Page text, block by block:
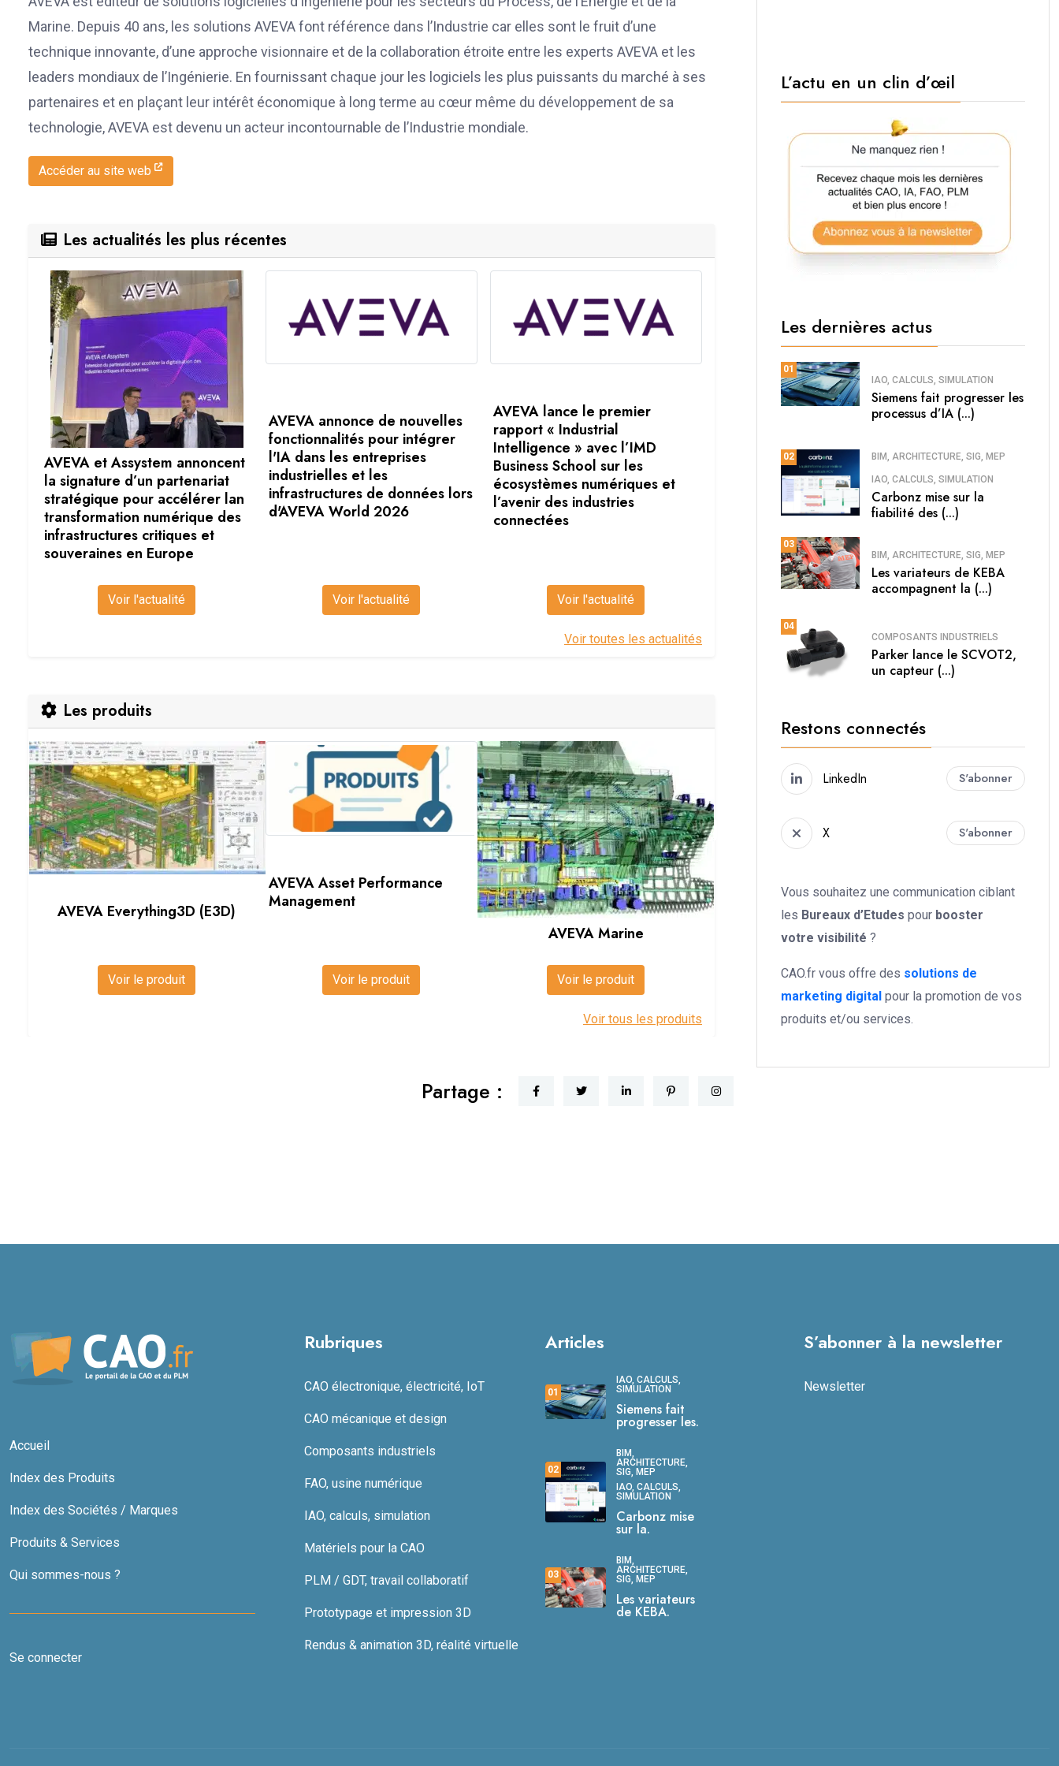
Marine. Depuis 40 ans, les solutions AVEVA font référence dans l’Industrie car elles sont le fruit d’une
technique innovante, d’une approche visionnaire et de la collaboration étroite entre les experts AVEVA et les
leaders mondiaux de l’Ingénierie. En fournissant chaque jour les logiciels les plus puissants du marché à ses
partenaires et en plaçant leur intérêt économique à long terme au cœur même du développement de sa
technologie, AVEVA est devenu un acteur incontournable de l’Industrie mondiale.
Accéder au site web
Les actualités les plus récentes
AVEVA et Assystem annoncent
la signature d’un partenariat
stratégique pour accélérer lan
transformation numérique des
infrastructures critiques et
souveraines en Europe
Voir l'actualité
AVEVA annonce de nouvelles
fonctionnalités pour intégrer
l'IA dans les entreprises
industrielles et les
infrastructures de données lors
d'AVEVA World 2026
Voir l'actualité
AVEVA lance le premier
rapport « Industrial
Intelligence » avec l’IMD
Business School sur les
écosystèmes numériques et
l’avenir des industries
connectées
Voir l'actualité
Voir toutes les actualités
Les produits
AVEVA Everything3D (E3D)
Voir le produit
AVEVA Asset Performance
Management
Voir le produit
AVEVA Marine
Voir le produit
Voir tous les produits
Partage :
L’actu en un clin d’œil
Les dernières actus
01
IAO, CALCULS, SIMULATION
Siemens fait progresser les
processus d’IA (...)
02 BIM, ARCHITECTURE, SIG, MEP
IAO, CALCULS, SIMULATION
Carbonz mise sur la
fiabilité des (...)
03
BIM, ARCHITECTURE, SIG, MEP
Les variateurs de KEBA
accompagnent la (...)
04
COMPOSANTS INDUSTRIELS
Parker lance le SCVOT2,
un capteur (...)
Restons connectés
LinkedIn S'abonner
X S'abonner
Vous souhaitez une communication ciblant
les Bureaux d’Etudes pour booster
votre visibilité ?
CAO.fr vous offre des solutions de
marketing digital pour la promotion de vos
produits et/ou services.
Accueil
Index des Produits
Index des Sociétés / Marques
Produits & Services
Qui sommes-nous ?
Se connecter
Rubriques
CAO électronique, électricité, IoT
CAO mécanique et design
Composants industriels
FAO, usine numérique
IAO, calculs, simulation
Matériels pour la CAO
PLM / GDT, travail collaboratif
Prototypage et impression 3D
Rendus & animation 3D, réalité virtuelle
Articles
01
IAO, CALCULS,
SIMULATION
Siemens fait
progresser les.
02
BIM,
ARCHITECTURE,
SIG, MEP
IAO, CALCULS,
SIMULATION
Carbonz mise
sur la.
03
BIM,
ARCHITECTURE,
SIG, MEP
Les variateurs
de KEBA.
S’abonner à la newsletter
Newsletter